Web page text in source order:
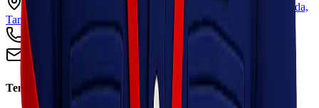
Ruko Garden Square Blok G No. 11-12 Jurumudi baru, Benda,
Tangerang, Banten 15124
+62 813 8838 8182
info@lionelexpress.com
Tentang Kami